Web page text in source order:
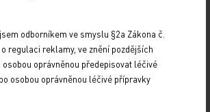
s fulminantním průběhem až u tří
úspěšného Klostridiového
přednáška MUDr. Radkina
odborníkem ve smyslu §2a Zákona č.
regulaci reklamy, ve znění pozdějších
oprávněnou předepisovat léčivé
osobou oprávněnou léčivé přípravky